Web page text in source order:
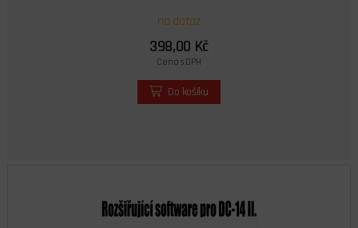
na dotaz
398,00 Kč
Cena s DPH
Do košíku